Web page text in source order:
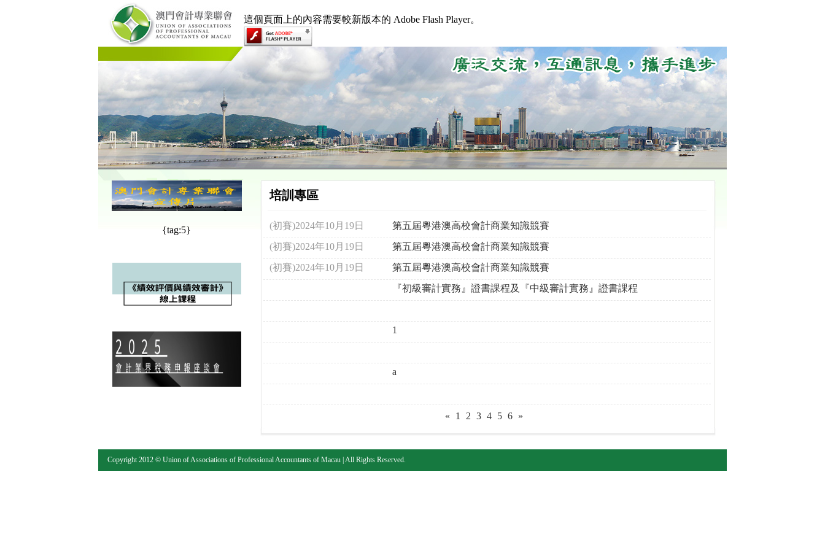
這個頁面上的內容需要較新版本的 Adobe Flash Player。
{tag:5}
培訓專區
(初賽)2024年10月19日
第五屆粵港澳高校會計商業知識競賽
(初賽)2024年10月19日
第五屆粵港澳高校會計商業知識競賽
(初賽)2024年10月19日
第五屆粵港澳高校會計商業知識競賽
『初級審計實務』證書課程及『中級審計實務』證書課程
1
a
« 1 2 3 4 5 6 »
Copyright 2012 © Union of Associations of Professional Accountants of Macau | All Rights Reserved.